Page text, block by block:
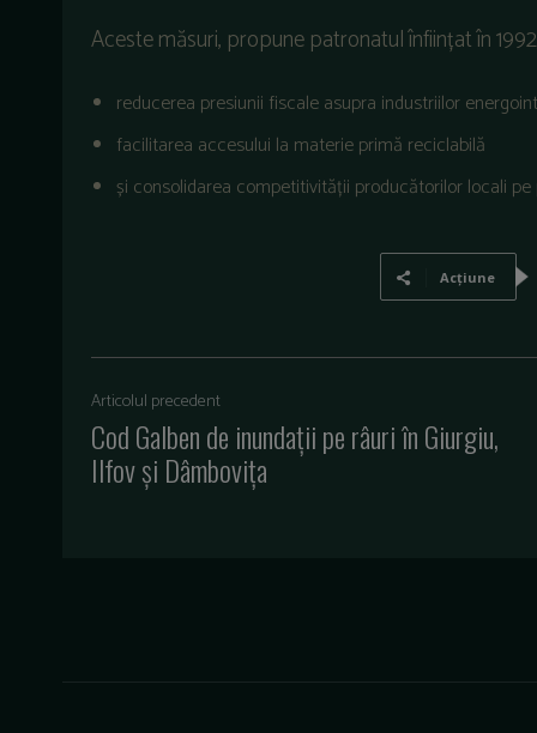
Aceste măsuri, propune patronatul înființat în
reducerea presiunii fiscale asupra industriilor
facilitarea accesului la materie primă reciclabilă
și consolidarea competitivității producătorilor locali
Acțiune
Articolul precedent
Cod Galben de inundații pe râuri în Giurgiu,
Ilfov și Dâmbovița